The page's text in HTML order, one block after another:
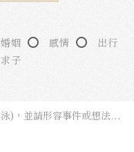
婚姻 感情
出行
求子